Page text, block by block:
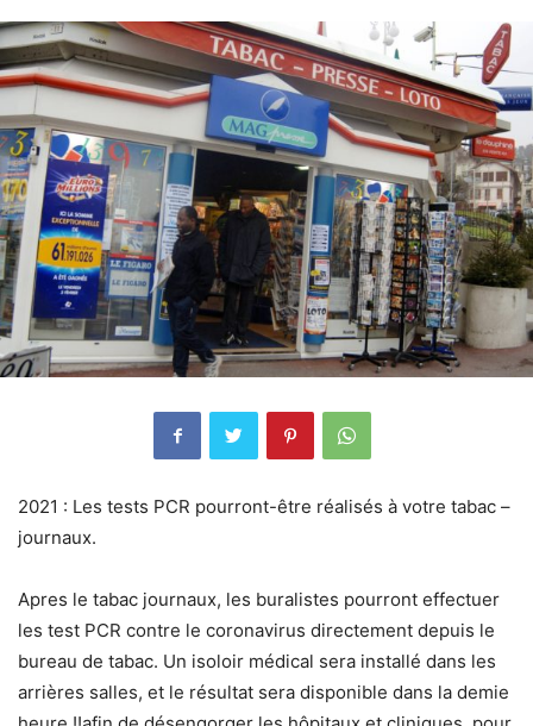
2021 : Les tests PCR pourront-être réalisés à votre tabac –
journaux.
Apres le tabac journaux, les buralistes pourront effectuer
les test PCR contre le coronavirus directement depuis le
bureau de tabac. Un isoloir médical sera installé dans les
arrières salles, et le résultat sera disponible dans la demie